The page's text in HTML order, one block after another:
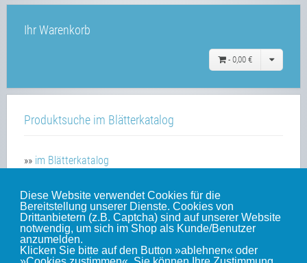
Diese Website verwendet Cookies für die
Bereitstellung unserer Dienste. Cookies von
Drittanbietern (z.B. Captcha) sind auf unserer Website
notwendig, um sich im Shop als Kunde/Benutzer
anzumelden.
Klicken Sie bitte auf den Button »ablehnen« oder
Ihr Warenkorb
- 0,00 €
Produktsuche im Blätterkatalog
»» im Blätterkatalog
Unsere weiteren Websites
Weinert-Blog